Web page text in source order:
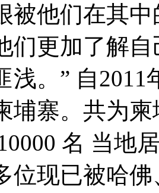
被他们在其
们更加了解
浅。” 自
埔寨。共为
名 当地
位现已被哈